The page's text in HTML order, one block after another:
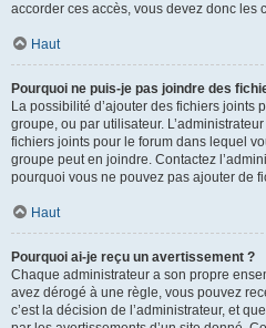
accorder ces accès, vous devez donc les
Haut
Pourquoi ne puis-je pas joindre des
La possibilité d’ajouter des fichiers joints
groupe, ou par utilisateur.
fichiers joints pour le forum dans lequel
groupe peut en joindre. Contactez
pourquoi vous ne pouvez pas ajouter de
Haut
Pourquoi ai-je reçu un avertissement ?
Chaque administrateur a son propre
avez dérogé à une règle, vous pouvez
c’est la décision de l’administrateur, et